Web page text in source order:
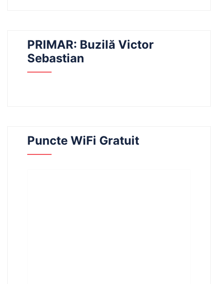
PRIMAR: Buzilă Victor
Sebastian
Puncte WiFi Gratuit